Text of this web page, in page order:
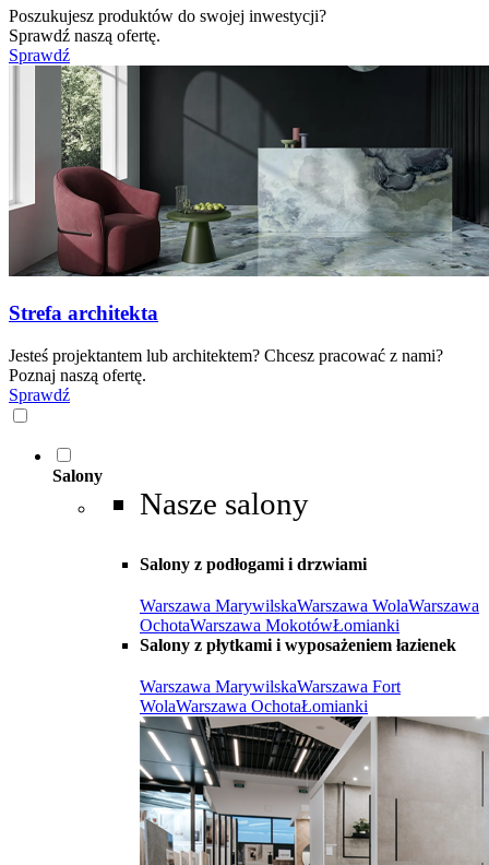
Poszukujesz produktów do swojej inwestycji?
Sprawdź naszą ofertę.
Sprawdź
Strefa architekta
Jesteś projektantem lub architektem? Chcesz pracować z nami?
Poznaj naszą ofertę.
Sprawdź
Salony
Nasze salony
Salony z podłogami i drzwiami
Warszawa MarywilskaWarszawa WolaWarszawa
OchotaWarszawa MokotówŁomianki
Salony z płytkami i wyposażeniem łazienek
Warszawa MarywilskaWarszawa Fort
WolaWarszawa OchotaŁomianki